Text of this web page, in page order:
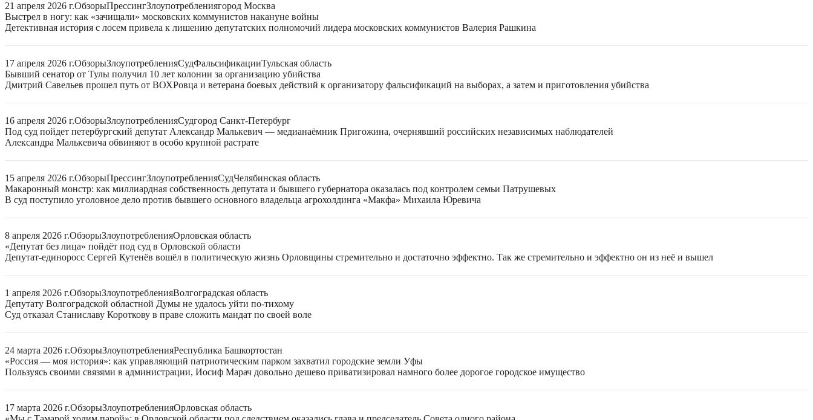
21 апреля 2026 г.ОбзорыПрессингЗлоупотреблениягород Москва
Выстрел в ногу: как «зачищали» московских коммунистов накануне войны
Детективная история с лосем привела к лишению депутатских полномочий лидера московских коммунистов Валерия Рашкина
17 апреля 2026 г.ОбзорыЗлоупотребленияСудФальсификацииТульская область
Бывший сенатор от Тулы получил 10 лет колонии за организацию убийства
Дмитрий Савельев прошел путь от ВОХРовца и ветерана боевых действий к организатору фальсификаций на выборах, а затем и приготовления убийства
16 апреля 2026 г.ОбзорыЗлоупотребленияСудгород Санкт-Петербург
Под суд пойдет петербургский депутат Александр Малькевич — медианаёмник Пригожина, очернявший российских независимых наблюдателей
Александра Малькевича обвиняют в особо крупной растрате
15 апреля 2026 г.ОбзорыПрессингЗлоупотребленияСудЧелябинская область
Макаронный монстр: как миллиардная собственность депутата и бывшего губернатора оказалась под контролем семьи Патрушевых
В суд поступило уголовное дело против бывшего основного владельца агрохолдинга «Макфа» Михаила Юревича
8 апреля 2026 г.ОбзорыЗлоупотребленияОрловская область
«Депутат без лица» пойдёт под суд в Орловской области
Депутат-единоросс Сергей Кутенёв вошёл в политическую жизнь Орловщины стремительно и достаточно эффектно. Так же стремительно и эффектно он из неё и вышел
1 апреля 2026 г.ОбзорыЗлоупотребленияВолгоградская область
Депутату Волгоградской областной Думы не удалось уйти по-тихому
Суд отказал Станиславу Короткову в праве сложить мандат по своей воле
24 марта 2026 г.ОбзорыЗлоупотребленияРеспублика Башкортостан
«Россия — моя история»: как управляющий патриотическим парком захватил городские земли Уфы
Пользуясь своими связями в администрации, Иосиф Марач довольно дешево приватизировал намного более дорогое городское имущество
17 марта 2026 г.ОбзорыЗлоупотребленияОрловская область